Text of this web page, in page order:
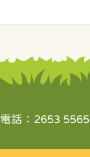
電話：2653 5565